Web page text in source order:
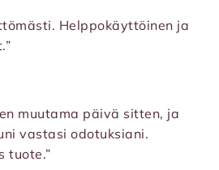
Helppokäyttöinen ja
muutama päivä sitten, ja
vastasi odotuksiani.
tuote.”